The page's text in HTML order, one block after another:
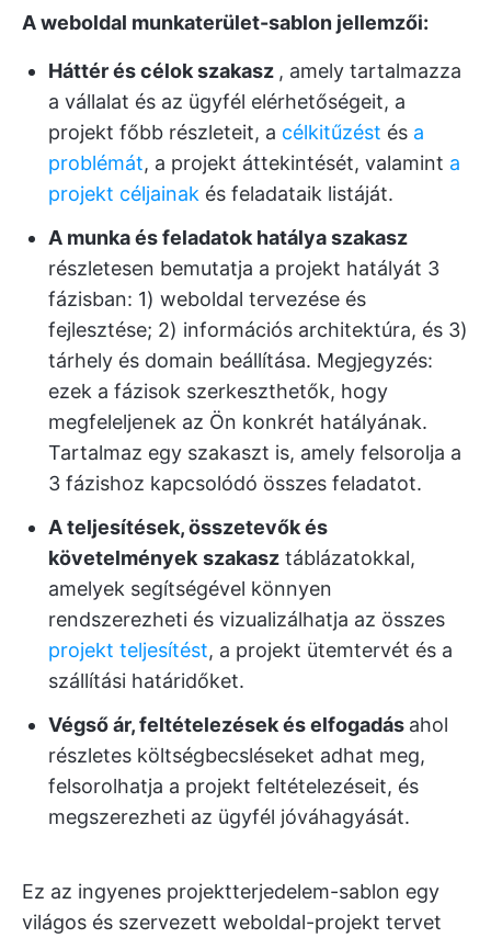
A weboldal munkaterület-sablon jellemzői:
Háttér és célok szakasz , amely tartalmazza
a vállalat és az ügyfél elérhetőségeit, a
projekt főbb részleteit, a célkitűzést és a
problémát, a projekt áttekintését, valamint a
projekt céljainak és feladataik listáját.
A munka és feladatok hatálya szakasz
részletesen bemutatja a projekt hatályát 3
fázisban: 1) weboldal tervezése és
fejlesztése; 2) információs architektúra, és 3)
tárhely és domain beállítása. Megjegyzés:
ezek a fázisok szerkeszthetők, hogy
megfeleljenek az Ön konkrét hatályának.
Tartalmaz egy szakaszt is, amely felsorolja a
3 fázishoz kapcsolódó összes feladatot.
A teljesítések, összetevők és
követelmények szakasz táblázatokkal,
amelyek segítségével könnyen
rendszerezheti és vizualizálhatja az összes
projekt teljesítést, a projekt ütemtervét és a
szállítási határidőket.
Végső ár, feltételezések és elfogadás ahol
részletes költségbecsléseket adhat meg,
felsorolhatja a projekt feltételezéseit, és
megszerezheti az ügyfél jóváhagyását.
Ez az ingyenes projektterjedelem-sablon egy
világos és szervezett weboldal-projekt tervet